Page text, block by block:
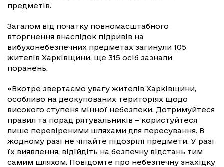
предметів.
Загалом від початку повномасштабного
вторгнення внаслідок підривів на
вибухонебезпечних предметах загинули 105
жителів Харківщини, ще 315 осіб зазнали
поранень.
«Вкотре звертаємо увагу жителів Харківщини,
особливо на деокупованих територіях щодо
високого ступеня мінної небезпеки. Дотримуйтеся
правил та порад рятувальників – користуйтеся
лише перевіреними шляхами для пересування. В
жодному разі не чіпайте підозрілі предмети. У разі
їх виявлення, відійдіть на безпечну відстань тим
самим шляхом. Повідомте про небезпечну знахідку